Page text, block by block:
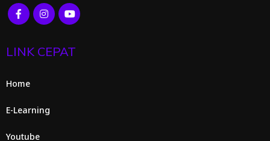
LINK CEPAT
Home
E-Learning
Youtube